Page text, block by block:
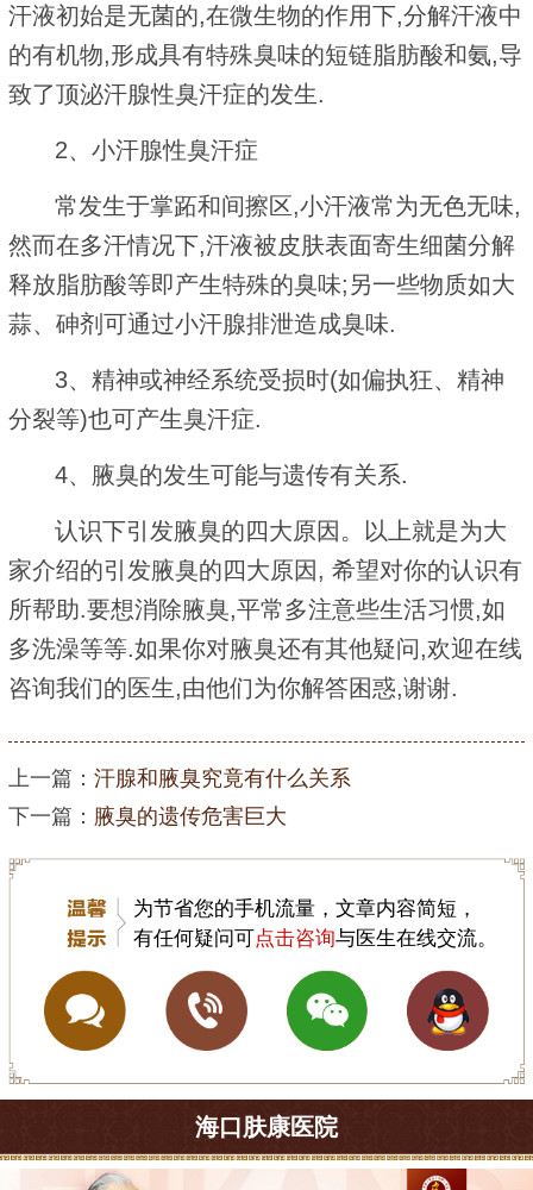
汗液初始是无菌的,在微生物的作用下,分解汗液中
的有机物,形成具有特殊臭味的短链脂肪酸和氨,导
致了顶泌汗腺性臭汗症的发生.
2、小汗腺性臭汗症
常发生于掌跖和间擦区,小汗液常为无色无味,
然而在多汗情况下,汗液被皮肤表面寄生细菌分解
释放脂肪酸等即产生特殊的臭味;另一些物质如大
蒜、砷剂可通过小汗腺排泄造成臭味.
3、精神或神经系统受损时(如偏执狂、精神
分裂等)也可产生臭汗症.
4、腋臭的发生可能与遗传有关系.
认识下引发腋臭的四大原因。以上就是为大
家介绍的引发腋臭的四大原因, 希望对你的认识有
所帮助.要想消除腋臭,平常多注意些生活习惯,如
多洗澡等等.如果你对腋臭还有其他疑问,欢迎在线
咨询我们的医生,由他们为你解答困惑,谢谢.
上一篇： 汗腺和腋臭究竟有什么关系
下一篇： 腋臭的遗传危害巨大
为节省您的手机流量，文章内容简短，
有任何疑问可点击咨询与医生在线交流。
海口肤康医院